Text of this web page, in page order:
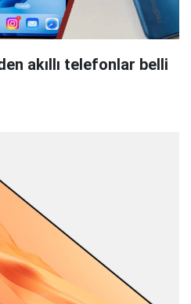
akıllı telefonlar belli